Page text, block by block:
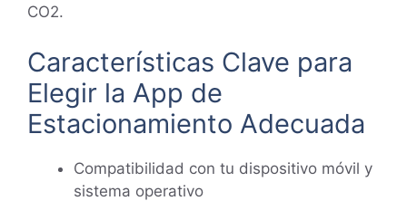
CO2.
Características Clave para
Elegir la App de
Estacionamiento Adecuada
Compatibilidad con tu dispositivo móvil y
sistema operativo